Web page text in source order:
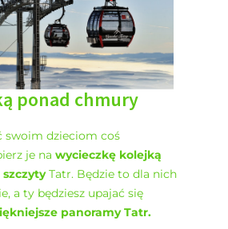
ponad chmury
swoim dzieciom coś
je na wycieczkę kolejką
Tatr. Będzie to dla nich
a ty będziesz upajać się
panoramy Tatr.